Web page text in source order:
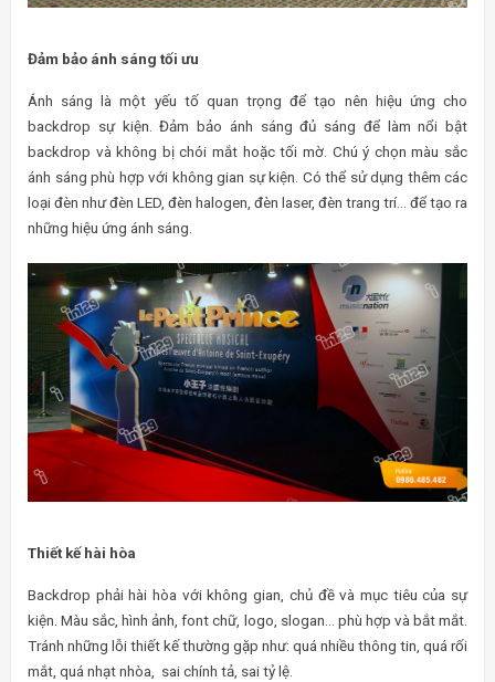
Đảm bảo ánh sáng tối ưu
Ánh sáng là một yếu tố quan trọng để tạo nên hiệu ứng cho
backdrop sự kiện. Đảm bảo ánh sáng đủ sáng để làm nổi bật
backdrop và không bị chói mắt hoặc tối mờ. Chú ý chọn màu sắc
ánh sáng phù hợp với không gian sự kiện. Có thể sử dụng thêm các
loại đèn như đèn LED, đèn halogen, đèn laser, đèn trang trí… để tạo ra
những hiệu ứng ánh sáng.
Thiết kế hài hòa
Backdrop phải hài hòa với không gian, chủ đề và mục tiêu của sự
kiện. Màu sắc, hình ảnh, font chữ, logo, slogan… phù hợp và bắt mắt.
Tránh những lỗi thiết kế thường gặp như: quá nhiều thông tin, quá rối
mắt, quá nhạt nhòa, sai chính tả, sai tỷ lệ.